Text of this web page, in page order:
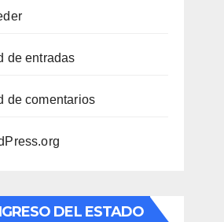
de entradas
de comentarios
DEL ESTADO